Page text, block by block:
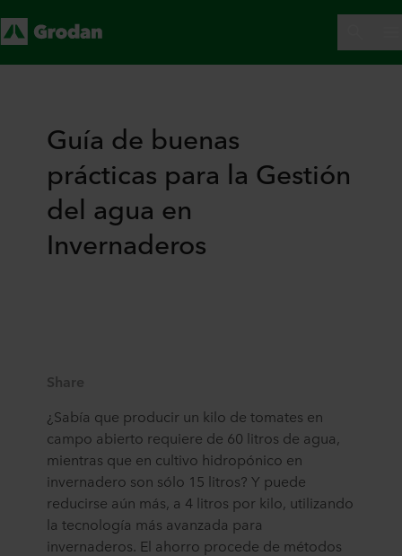
Guía de buenas
prácticas para la Gestión
del agua en
Invernaderos
Share
¿Sabía que producir un kilo de tomates en
campo abierto requiere de 60 litros de agua,
mientras que en cultivo hidropónico en
invernadero son sólo 15 litros? Y puede
reducirse aún más, a 4 litros por kilo, utilizando
la tecnología más avanzada para
invernaderos. El ahorro procede de métodos